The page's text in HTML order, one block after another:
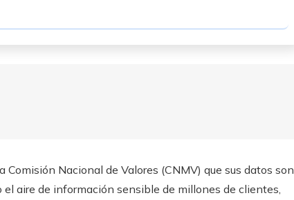
Nacional de Valores (CNMV) que sus datos son
aire de información sensible de millones de clientes,